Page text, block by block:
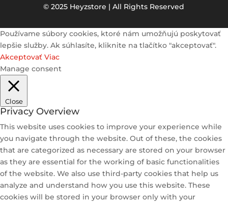
© 2025 Heyzstore | All Rights Reserved
Používame súbory cookies, ktoré nám umožňujú poskytovať
lepšie služby. Ak súhlasíte, kliknite na tlačítko "akceptovať".
Akceptovať Viac
Manage consent
Close
Privacy Overview
This website uses cookies to improve your experience while
you navigate through the website. Out of these, the cookies
that are categorized as necessary are stored on your browser
as they are essential for the working of basic functionalities
of the website. We also use third-party cookies that help us
analyze and understand how you use this website. These
cookies will be stored in your browser only with your